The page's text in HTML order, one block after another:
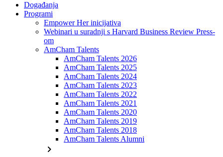
Događanja
Programi
Empower Her inicijativa
Webinari u suradnji s Harvard Business Review Press-
om
AmCham Talents
AmCham Talents 2026
AmCham Talents 2025
AmCham Talents 2024
AmCham Talents 2023
AmCham Talents 2022
AmCham Talents 2021
AmCham Talents 2020
AmCham Talents 2019
AmCham Talents 2018
AmCham Talents Alumni
chevron_right